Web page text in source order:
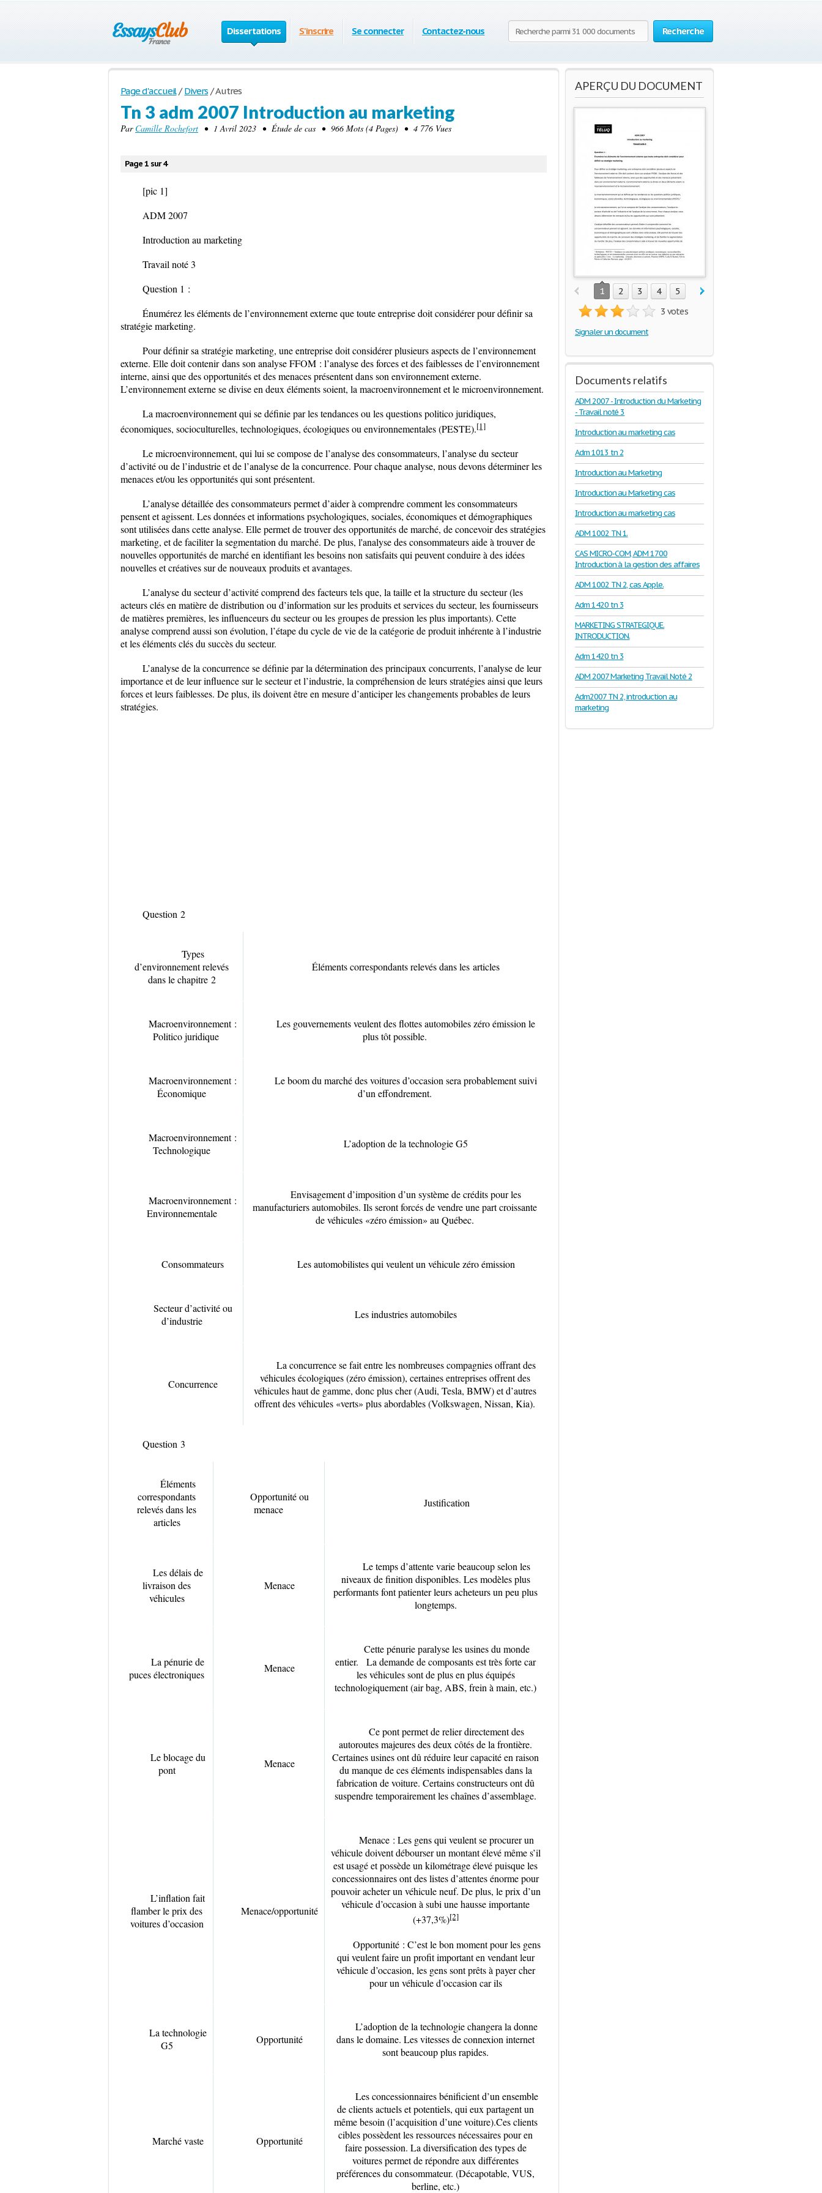
Recherche
Dissertations S'inscrire Se connecter Contactez-nous
Page d'accueil / Divers /Autres
Tn 3 adm 2007 Introduction au marketing
Par Camille Rochefort • 1 Avril 2023 • Étude de cas • 966 Mots (4 Pages) • 4 776 Vues
Page 1 sur 4
[pic 1]
ADM 2007
Introduction au marketing
Travail noté 3
Question 1 :
Énumérez les éléments de l’environnement externe que toute entreprise doit considérer pour définir sa
stratégie marketing.
Pour définir sa stratégie marketing, une entreprise doit considérer plusieurs aspects de l’environnement
externe. Elle doit contenir dans son analyse FFOM : l’analyse des forces et des faiblesses de l’environnement
interne, ainsi que des opportunités et des menaces présentent dans son environnement externe.
L’environnement externe se divise en deux éléments soient, la macroenvironnement et le microenvironnement.
La macroenvironnement qui se définie par les tendances ou les questions politico juridiques,
économiques, socioculturelles, technologiques, écologiques ou environnementales (PESTE).[1]
Le microenvironnement, qui lui se compose de l’analyse des consommateurs, l’analyse du secteur
d’activité ou de l’industrie et de l’analyse de la concurrence. Pour chaque analyse, nous devons déterminer les
menaces et/ou les opportunités qui sont présentent.
L’analyse détaillée des consommateurs permet d’aider à comprendre comment les consommateurs
pensent et agissent. Les données et informations psychologiques, sociales, économiques et démographiques
sont utilisées dans cette analyse. Elle permet de trouver des opportunités de marché, de concevoir des stratégies
marketing, et de faciliter la segmentation du marché. De plus, l'analyse des consommateurs aide à trouver de
nouvelles opportunités de marché en identifiant les besoins non satisfaits qui peuvent conduire à des idées
nouvelles et créatives sur de nouveaux produits et avantages.
L’analyse du secteur d’activité comprend des facteurs tels que, la taille et la structure du secteur (les
acteurs clés en matière de distribution ou d’information sur les produits et services du secteur, les fournisseurs
de matières premières, les influenceurs du secteur ou les groupes de pression les plus importants). Cette
analyse comprend aussi son évolution, l’étape du cycle de vie de la catégorie de produit inhérente à l’industrie
et les éléments clés du succès du secteur.
L’analyse de la concurrence se définie par la détermination des principaux concurrents, l’analyse de leur
importance et de leur influence sur le secteur et l’industrie, la compréhension de leurs stratégies ainsi que leurs
forces et leurs faiblesses. De plus, ils doivent être en mesure d’anticiper les changements probables de leurs
stratégies.
Question 2
Types
d’environnement relevés
dans le chapitre 2
Éléments correspondants relevés dans les articles
Macroenvironnement :
Politico juridique
Les gouvernements veulent des flottes automobiles zéro émission le
plus tôt possible.
Macroenvironnement :
Économique
Le boom du marché des voitures d’occasion sera probablement suivi
d’un effondrement.
Macroenvironnement :
Technologique
L’adoption de la technologie G5
Macroenvironnement :
Environnementale
Envisagement d’imposition d’un système de crédits pour les
manufacturiers automobiles. Ils seront forcés de vendre une part croissante
de véhicules «zéro émission» au Québec.
Consommateurs Les automobilistes qui veulent un véhicule zéro émission
Secteur d’activité ou
d’industrie
Les industries automobiles
Concurrence
La concurrence se fait entre les nombreuses compagnies offrant des
véhicules écologiques (zéro émission), certaines entreprises offrent des
véhicules haut de gamme, donc plus cher (Audi, Tesla, BMW) et d’autres
offrent des véhicules «verts» plus abordables (Volkswagen, Nissan, Kia).
Question 3
Éléments
correspondants
relevés dans les
articles
Opportunité ou
menace
Justification
Les délais de
livraison des
véhicules
Menace
Le temps d’attente varie beaucoup selon les
niveaux de finition disponibles. Les modèles plus
performants font patienter leurs acheteurs un peu plus
longtemps.
La pénurie de
puces électroniques
Menace
Cette pénurie paralyse les usines du monde
entier. La demande de composants est très forte car
les véhicules sont de plus en plus équipés
technologiquement (air bag, ABS, frein à main, etc.)
Le blocage du
pont
Menace
Ce pont permet de relier directement des
autoroutes majeures des deux côtés de la frontière.
Certaines usines ont dû réduire leur capacité en raison
du manque de ces éléments indispensables dans la
fabrication de voiture. Certains constructeurs ont dû
suspendre temporairement les chaînes d’assemblage.
L’inflation fait
flamber le prix des
voitures d’occasion
Menace/opportunité
Menace : Les gens qui veulent se procurer un
véhicule doivent débourser un montant élevé même s’il
est usagé et possède un kilométrage élevé puisque les
concessionnaires ont des listes d’attentes énorme pour
pouvoir acheter un véhicule neuf. De plus, le prix d’un
véhicule d’occasion à subi une hausse importante
(+37,3%)[2]
Opportunité : C’est le bon moment pour les gens
qui veulent faire un profit important en vendant leur
véhicule d’occasion, les gens sont prêts à payer cher
pour un véhicule d’occasion car ils
La technologie
G5
Opportunité
L’adoption de la technologie changera la donne
dans le domaine. Les vitesses de connexion internet
sont beaucoup plus rapides.
Marché vaste Opportunité
Les concessionnaires bénificient d’un ensemble
de clients actuels et potentiels, qui eux partagent un
même besoin (l’acquisition d’une voiture).Ces clients
cibles possèdent les ressources nécessaires pour en
faire possession. La diversification des types de
voitures permet de répondre aux différentes
préférences du consommateur. (Décapotable, VUS,
berline, etc.)
APERÇU DU DOCUMENT
1 2 3 4 5
3 votes
Signaler un document
Documents relatifs
ADM 2007 - Introduction du Marketing
- Travail noté 3
Introduction au marketing cas
Adm 1013 tn 2
Introduction au Marketing
Introduction au Marketing cas
Introduction au marketing cas
ADM 1002 TN 1.
CAS MICRO-COM, ADM 1700
Introduction à la gestion des affaires
ADM 1002 TN 2, cas Apple.
Adm 1420 tn 3
MARKETING STRATEGIQUE.
INTRODUCTION.
Adm 1420 tn 3
ADM 2007 Marketing Travail Noté 2
Adm2007 TN 2, introduction au
marketing